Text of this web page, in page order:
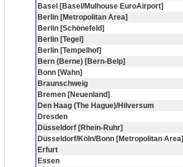
Basel [Basel/Mulhouse EuroAirport]
Berlin [Metropolitan Area]
Berlin [Schönefeld]
Berlin [Tegel]
Berlin [Tempelhof]
Bern (Berne) [Bern-Belp]
Bonn [Wahn]
Braunschweig
Bremen [Neuenland]
Den Haag (The Hague)/Hilversum
Dresden
Düsseldorf [Rhein-Ruhr]
Düsseldorf/Köln/Bonn [Metropolitan Area]
Erfurt
Essen